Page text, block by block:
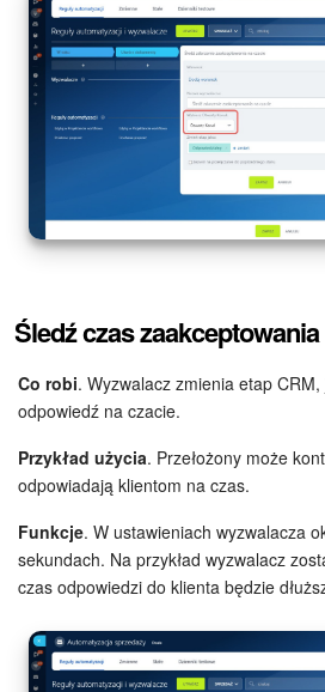
Śledź czas
Co robi. Wyzwalacz zmienia etap
odpowiedź na czacie.
Przykład użycia. Przełożony może
odpowiadają klientom na czas.
Funkcje. W ustawieniach wyzwalacza
sekundach. Na przykład wyzwalacz
czas odpowiedzi do klienta będzie